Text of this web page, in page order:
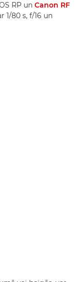
RP un Canon RF
1/80 s, f/16 un